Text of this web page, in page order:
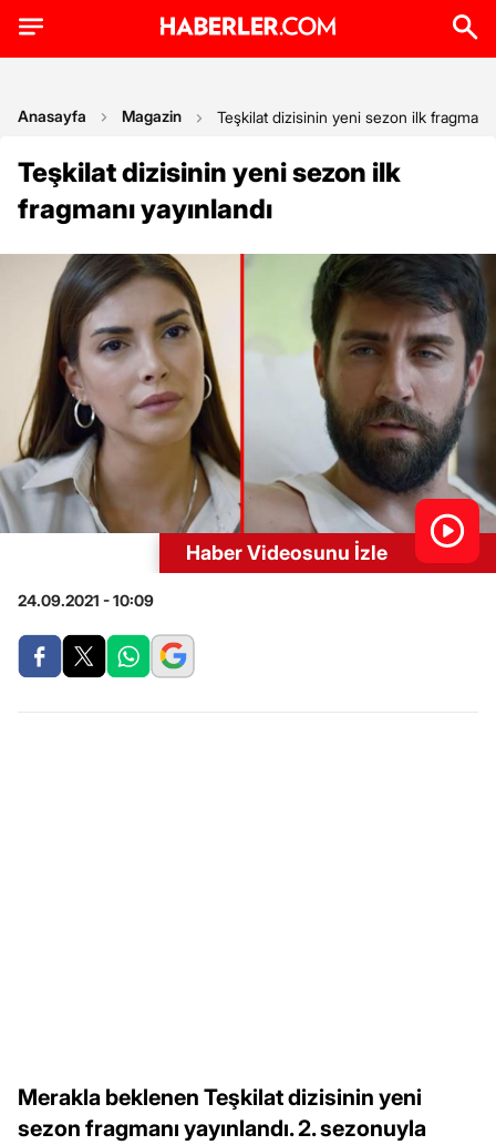
Anasayfa Magazin Teşkilat dizisinin yeni sezon ilk fragmanı
Teşkilat dizisinin yeni sezon ilk
fragmanı yayınlandı
Haber Videosunu İzle
24.09.2021 - 10:09
Merakla beklenen Teşkilat dizisinin yeni
sezon fragmanı yayınlandı. 2. sezonuyla